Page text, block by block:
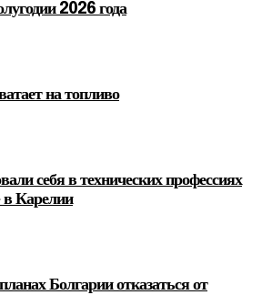
2026 года
на топливо
себя в технических профессиях
в Карелии
Болгарии отказаться от